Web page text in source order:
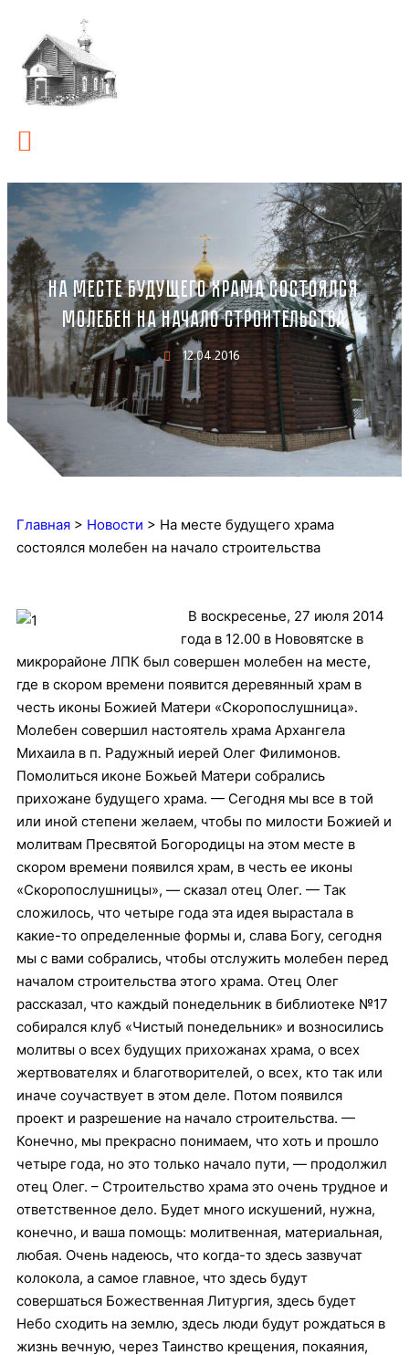
НА МЕСТЕ БУДУЩЕГО ХРАМА СОСТОЯЛСЯ
МОЛЕБЕН НА НАЧАЛО СТРОИТЕЛЬСТВА
12.04.2016
Главная > Новости > На месте будущего храма
состоялся молебен на начало строительства
В воскресенье, 27 июля 2014
года в 12.00 в Нововятске в
микрорайоне ЛПК был совершен молебен на месте,
где в скором времени появится деревянный храм в
честь иконы Божией Матери «Скоропослушница».
Молебен совершил настоятель храма Архангела
Михаила в п. Радужный иерей Олег Филимонов.
Помолиться иконе Божьей Матери собрались
прихожане будущего храма. — Сегодня мы все в той
или иной степени желаем, чтобы по милости Божией и
молитвам Пресвятой Богородицы на этом месте в
скором времени появился храм, в честь ее иконы
«Скоропослушницы», — сказал отец Олег. — Так
сложилось, что четыре года эта идея вырастала в
какие-то определенные формы и, слава Богу, сегодня
мы с вами собрались, чтобы отслужить молебен перед
началом строительства этого храма. Отец Олег
рассказал, что каждый понедельник в библиотеке №17
собирался клуб «Чистый понедельник» и возносились
молитвы о всех будущих прихожанах храма, о всех
жертвователях и благотворителей, о всех, кто так или
иначе соучаствует в этом деле. Потом появился
проект и разрешение на начало строительства. —
Конечно, мы прекрасно понимаем, что хоть и прошло
четыре года, но это только начало пути, — продолжил
отец Олег. – Строительство храма это очень трудное и
ответственное дело. Будет много искушений, нужна,
конечно, и ваша помощь: молитвенная, материальная,
любая. Очень надеюсь, что когда-то здесь зазвучат
колокола, а самое главное, что здесь будут
совершаться Божественная Литургия, здесь будет
Небо сходить на землю, здесь люди будут рождаться в
жизнь вечную, через Таинство крещения, покаяния,